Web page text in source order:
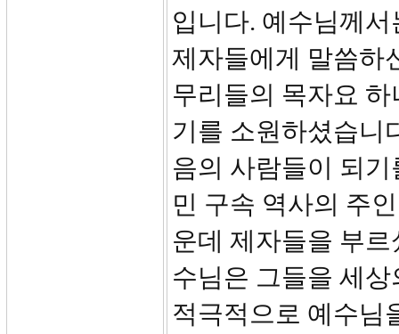
입니다. 예수님께
제자들에게 말씀하
무리들의 목자요
기를 소원하셨습니
음의 사람들이 되
민 구속 역사의 주
운데 제자들을 부
수님은 그들을 세
적극적으로 예수님